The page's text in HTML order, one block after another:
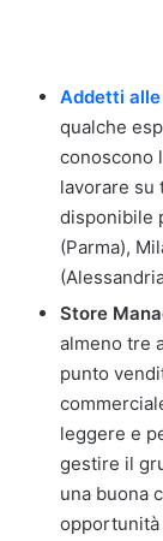
Addetti
qualche
conoscono
lavorare su
disponibile
(Parma),
Store
almeno tre
punto
leggere e
gestire il
una buona
opportunità